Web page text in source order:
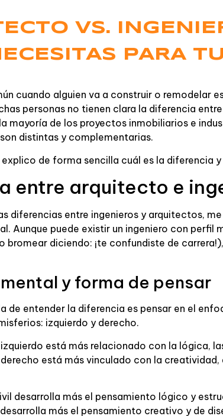
VS.
PARA
cuando alguien va a construir o remodelar
personas no tienen clara la diferencia
mayoría de los proyectos inmobiliarios e
distintas y complementarias.
de forma sencilla cuál es la diferencia
entre arquitecto e
diferencias entre ingenieros y arquitectos,
Aunque puede existir un ingeniero con
bromear diciendo: ¡te confundiste de
mental y forma de pensar
de entender la diferencia es pensar en el
izquierdo y derecho.
está más relacionado con la lógica,
está más vinculado con la
desarrolla más el pensamiento lógico y
más el pensamiento creativo y de